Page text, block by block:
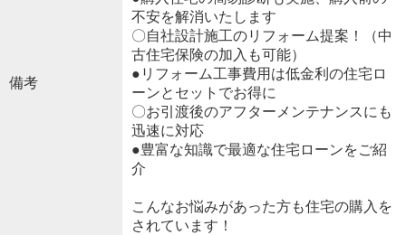
備考
不安を解消いたします
〇自社設計施工のリフォーム提案！（中
古住宅保険の加入も可能）
●リフォーム工事費用は低金利の住宅ロ
ーンとセットでお得に
〇お引渡後のアフターメンテナンスにも
迅速に対応
●豊富な知識で最適な住宅ローンをご紹
介
こんなお悩みがあった方も住宅の購入を
されています！